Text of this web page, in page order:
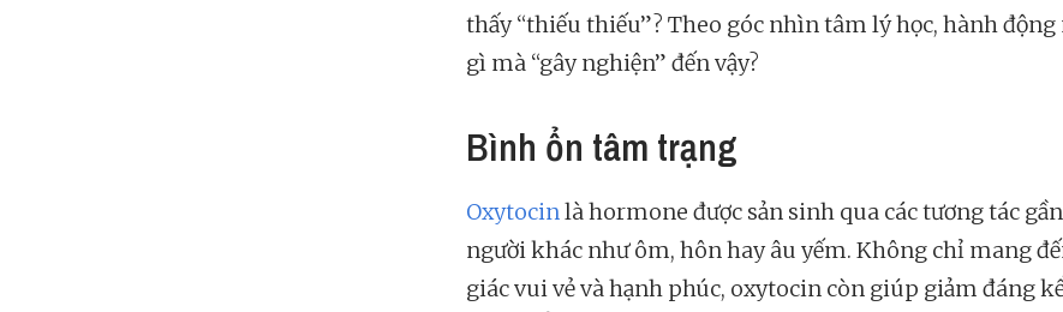
thấy “thiếu thiếu”? Theo góc nhìn tâm lý học, hành động
gì mà “gây nghiện” đến vậy?
Bình ổn tâm trạng
Oxytocinlà hormone được sản sinh qua các tương tác
người khác như ôm, hôn hay âu yếm. Không chỉ mang
giác vui vẻ và hạnh phúc, oxytocin còn giúp giảm đáng